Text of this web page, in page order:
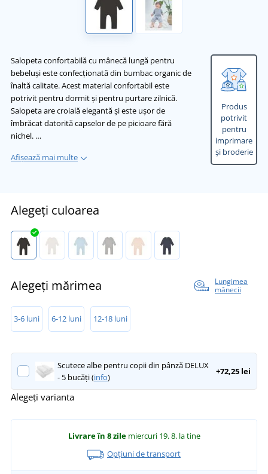
Salopeta confortabilă cu mânecă lungă pentru
bebeluși este confecționată din bumbac organic de
înaltă calitate. Acest material confortabil este
potrivit pentru dormit și pentru purtare zilnică.
Salopeta are croială elegantă și este ușor de
îmbrăcat datorită capselor de pe picioare fără
nichel. …
Afișează mai multe
Produs
potrivit
pentru
imprimare
și broderie
Alegeți culoarea
Alegeți mărimea
Lungimea
mânecii
3-6 luni 6-12 luni 12-18 luni
Scutece albe pentru copii din pânză DELUX
- 5 bucăți (info)
+72,25 lei
Alegeți varianta
Livrare în 8 zile miercuri 19. 8. la tine
Opțiuni de transport